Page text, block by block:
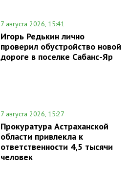
7 августа 2026, 15:41
Игорь Редькин лично
проверил обустройство новой
дороге в поселке Сабанс-Яр
7 августа 2026, 15:27
Прокуратура Астраханской
области привлекла к
ответственности 4,5 тысячи
человек